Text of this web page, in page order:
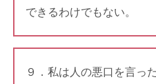
できるわけでもない。
９．私は人の悪口を言っ